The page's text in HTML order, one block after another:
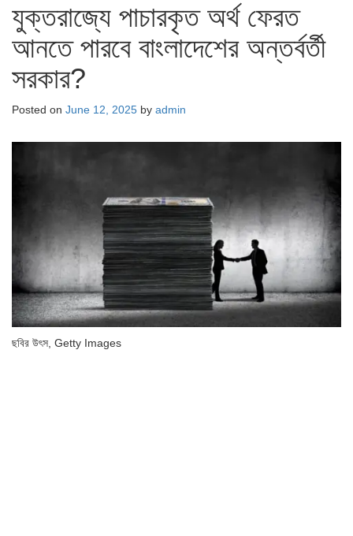
যুক্তরাজ্যে পাচারকৃত অর্থ ফেরত
আনতে পারবে বাংলাদেশের অন্তর্বর্তী
সরকার?
Posted on June 12, 2025 by admin
ছবির উৎস, Getty Images